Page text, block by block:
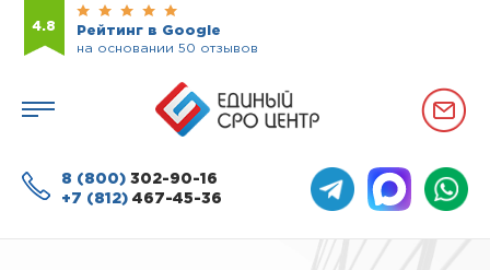
4.8
Рейтинг в Google
на основании 50 отзывов
8 (800) 302-90-16
+7 (812) 467-45-36